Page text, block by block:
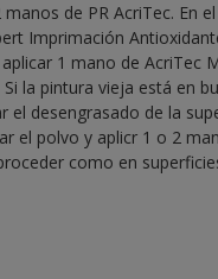
de PR AcriTec. En
Imprimación
1 mano de AcriTec
la pintura vieja está en
desengrasado de la
el polvo y aplicr 1 o 2
como en